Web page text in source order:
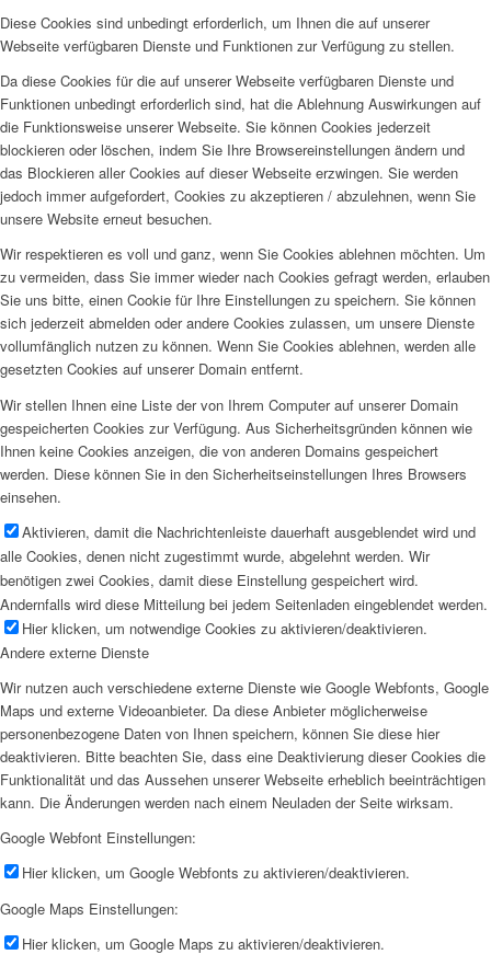
Diese Cookies sind unbedingt erforderlich, um Ihnen die auf unserer
Webseite verfügbaren Dienste und Funktionen zur Verfügung zu stellen.
Da diese Cookies für die auf unserer Webseite verfügbaren Dienste und
Funktionen unbedingt erforderlich sind, hat die Ablehnung Auswirkungen auf
die Funktionsweise unserer Webseite. Sie können Cookies jederzeit
blockieren oder löschen, indem Sie Ihre Browsereinstellungen ändern und
das Blockieren aller Cookies auf dieser Webseite erzwingen. Sie werden
jedoch immer aufgefordert, Cookies zu akzeptieren / abzulehnen, wenn Sie
unsere Website erneut besuchen.
Wir respektieren es voll und ganz, wenn Sie Cookies ablehnen möchten. Um
zu vermeiden, dass Sie immer wieder nach Cookies gefragt werden, erlauben
Sie uns bitte, einen Cookie für Ihre Einstellungen zu speichern. Sie können
sich jederzeit abmelden oder andere Cookies zulassen, um unsere Dienste
vollumfänglich nutzen zu können. Wenn Sie Cookies ablehnen, werden alle
gesetzten Cookies auf unserer Domain entfernt.
Wir stellen Ihnen eine Liste der von Ihrem Computer auf unserer Domain
gespeicherten Cookies zur Verfügung. Aus Sicherheitsgründen können wie
Ihnen keine Cookies anzeigen, die von anderen Domains gespeichert
werden. Diese können Sie in den Sicherheitseinstellungen Ihres Browsers
einsehen.
Aktivieren, damit die Nachrichtenleiste dauerhaft ausgeblendet wird und
alle Cookies, denen nicht zugestimmt wurde, abgelehnt werden. Wir
benötigen zwei Cookies, damit diese Einstellung gespeichert wird.
Andernfalls wird diese Mitteilung bei jedem Seitenladen eingeblendet werden.
Hier klicken, um notwendige Cookies zu aktivieren/deaktivieren.
Andere externe Dienste
Wir nutzen auch verschiedene externe Dienste wie Google Webfonts, Google
Maps und externe Videoanbieter. Da diese Anbieter möglicherweise
personenbezogene Daten von Ihnen speichern, können Sie diese hier
deaktivieren. Bitte beachten Sie, dass eine Deaktivierung dieser Cookies die
Funktionalität und das Aussehen unserer Webseite erheblich beeinträchtigen
kann. Die Änderungen werden nach einem Neuladen der Seite wirksam.
Google Webfont Einstellungen:
Hier klicken, um Google Webfonts zu aktivieren/deaktivieren.
Google Maps Einstellungen:
Hier klicken, um Google Maps zu aktivieren/deaktivieren.